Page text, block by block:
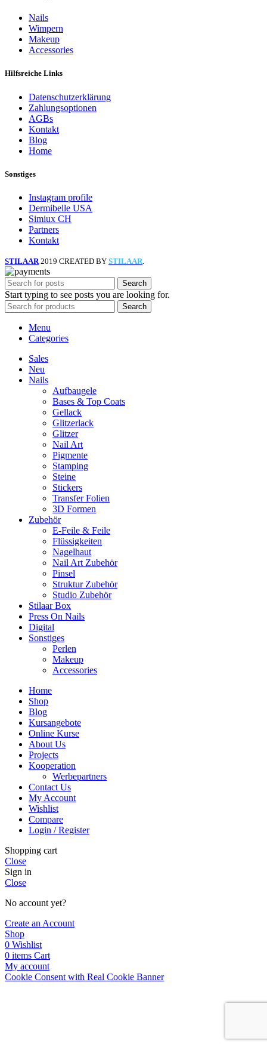
Nails
Wimpern
Makeup
Accessories
Hilfsreiche Links
Datenschutzerklärung
Zahlungsoptionen
AGBs
Kontakt
Blog
Home
Sonstiges
Instagram profile
Dermibelle USA
Simiux CH
Partners
Kontakt
STILAAR 2019 CREATED BY STILAAR.
Search
Start typing to see posts you are looking for.
Search
Menu
Categories
Sales
Neu
Nails
Aufbaugele
Bases & Top Coats
Gellack
Glitzerlack
Glitzer
Nail Art
Pigmente
Stamping
Steine
Stickers
Transfer Folien
3D Formen
Zubehör
E-Feile & Feile
Flüssigkeiten
Nagelhaut
Nail Art Zubehör
Pinsel
Struktur Zubehör
Studio Zubehör
Stilaar Box
Press On Nails
Digital
Sonstiges
Perlen
Makeup
Accessories
Home
Shop
Blog
Kursangebote
Online Kurse
About Us
Projects
Kooperation
Werbepartners
Contact Us
My Account
Wishlist
Compare
Login / Register
Shopping cart
Close
Sign in
Close
No account yet?
Create an Account
Shop
0 Wishlist
0 items Cart
My account
Cookie Consent with Real Cookie Banner